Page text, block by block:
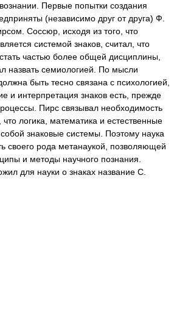
Первые попытки создания
(независимо друг от друга) Ф.
Соссюр, исходя из того, что
системой знаков, считал, что
частью более общей дисциплины,
назвать семиологией. По мысли
быть тесно связана с психологией,
и интерпретация знаков есть, прежде
Пирс связывал необходимость
что логика, математика и естественные
знаковые системы. Поэтому наука
своего рода метанаукой, позволяющей
и методы научного познания.
для науки о знаках название С.